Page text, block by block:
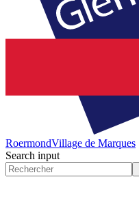
RoermondVillage de Marques
Search input